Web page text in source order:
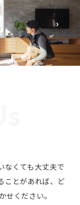
›
なくても大丈夫で
ことがあれば、ど
せください。